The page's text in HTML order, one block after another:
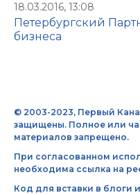
18.03.2016, 13:08
Петербургский
бизнеса
© 2003-2023, Первый
защищены. Полное или
материалов запрещено.
При согласованном
необходима ссылка на
Код для вставки в блоги